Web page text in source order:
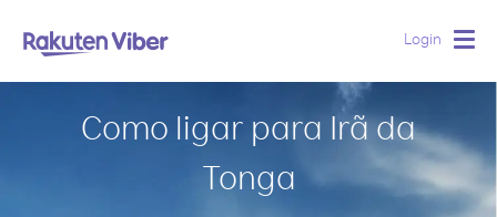
Login
Como ligar para Irã da
Tonga